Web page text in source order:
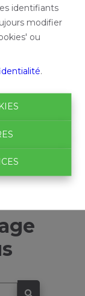
identifiants
modifier
ou
.